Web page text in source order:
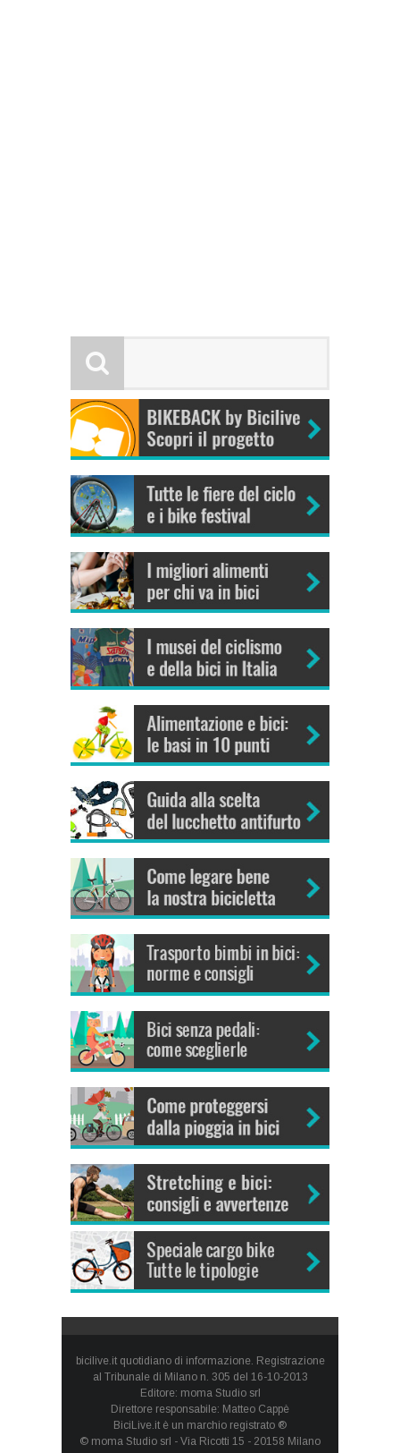
bicilive.it quotidiano di informazione. Registrazione
al Tribunale di Milano n. 305 del 16-10-2013
Editore: moma Studio srl
Direttore responsabile: Matteo Cappè
BiciLive.it è un marchio registrato ®
© moma Studio srl - Via Ricotti 15 - 20158 Milano